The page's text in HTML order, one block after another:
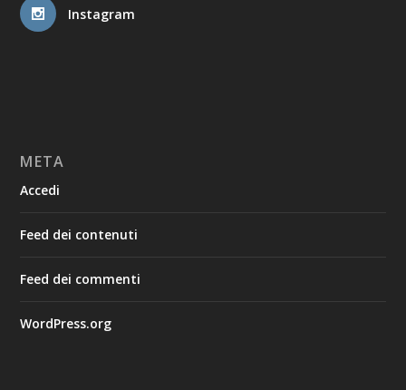
Instagram
META
Accedi
Feed dei contenuti
Feed dei commenti
WordPress.org